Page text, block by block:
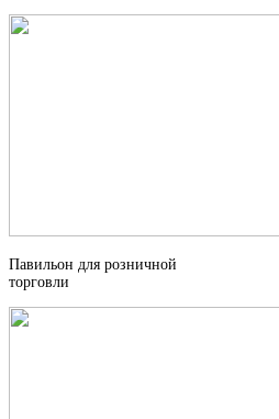
Павильон для розничной
торговли